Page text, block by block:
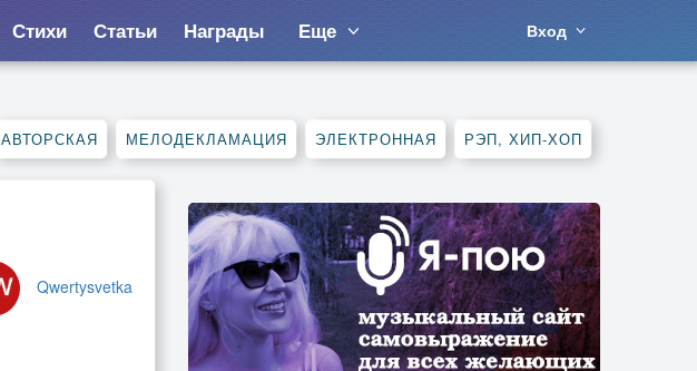
Стихи Статьи Награды Еще Вход
АВТОРСКАЯ МЕЛОДЕКЛАМАЦИЯ ЭЛЕКТРОННАЯ РЭП, ХИП-ХОП
Qwertysvetka